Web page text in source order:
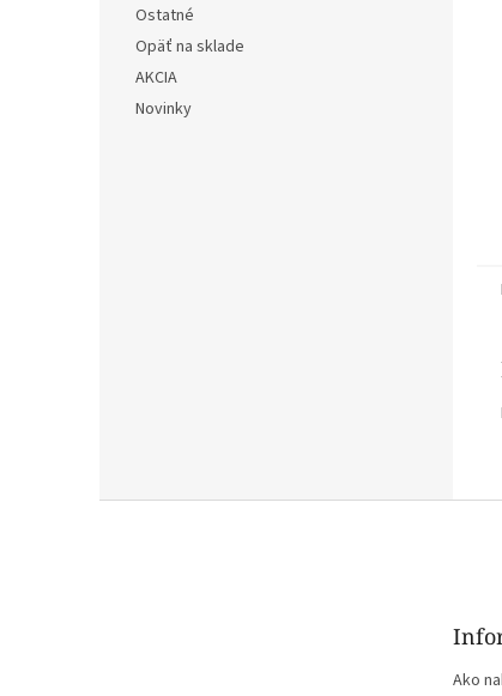
Ostatné
Opäť na sklade
AKCIA
Novinky
Ako